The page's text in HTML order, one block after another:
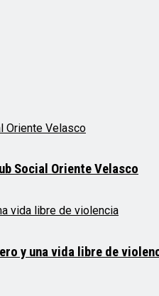
Social Oriente Velasco
y una vida libre de